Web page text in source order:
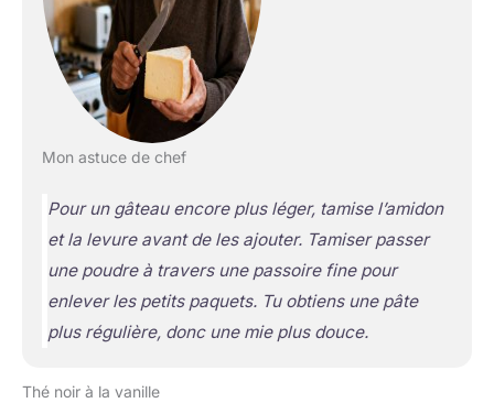
Mon astuce de chef
Pour un gâteau encore plus léger, tamise l’amidon
et la levure avant de les ajouter. Tamiserpasser
une poudre à travers une passoire fine pour
enlever les petits paquets. Tu obtiens une pâte
plus régulière, donc une mie plus douce.
Thé noir à la vanille